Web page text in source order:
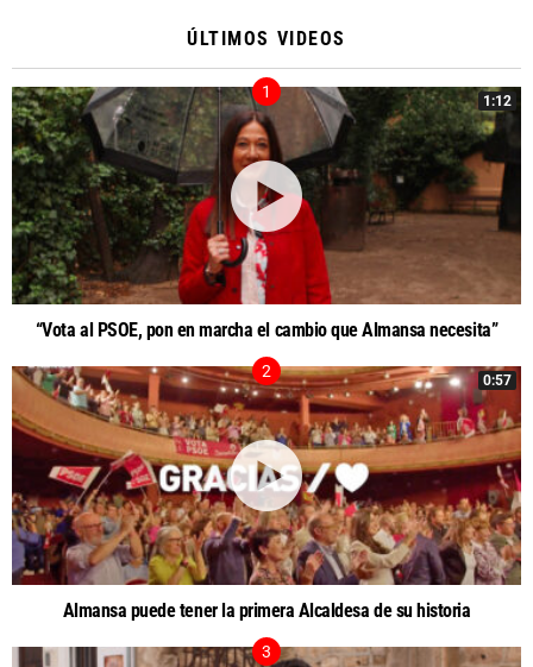
ÚLTIMOS VIDEOS
1:12
“Vota al PSOE, pon en marcha el cambio que Almansa necesita”
0:57
Almansa puede tener la primera Alcaldesa de su historia